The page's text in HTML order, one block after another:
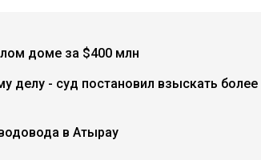
доме за $400 млн
делу - суд постановил взыскать более
в Атырау